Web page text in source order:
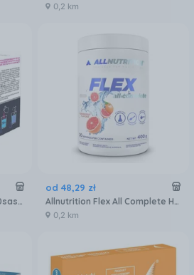
0,2 km
Oleofarm Collaflex Duo 30sasz.
od 48,29 zł
Allnutrition Flex All Complete Hydrolizowany Kolagen O Smaku Grejpfrutowym Dba O Zdrowe Stawy 400g
0,2 km